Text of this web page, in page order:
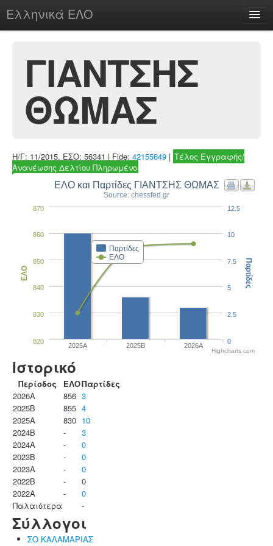
Ελληνικά ΕΛΟ
chesstu.be @ discord
Login
ΓΙΑΝΤΣΗΣ
ΘΩΜΑΣ
Η/Γ: 11/2015, ΕΣΟ: 56341 | Fide: 42155649 | Τέλος Εγγραφής/
Ανανέωσης Δελτίου Πληρωμένο
ΕΛΟ και Παρτίδες ΓΙΑΝΤΣΗΣ ΘΩΜΑΣ
Source: chessfed.gr
Παρτίδες
ΕΛΟ
2025A 2025B 2026A
830
840
850
860
820
870
ΕΛΟ
0
2.5
5
7.5
10
12.5
Παρτίδες
Highcharts.com
Ιστορικό
Περίοδος ΕΛΟΠαρτίδες
2026A
856 3
2025B
855 4
2025A
830 10
2024B
-
3
2024A
-
0
2023B
-
0
2023Α
-
0
2022B
-
0
2022A
-
0
Παλαιότερα
-
Σύλλογοι
ΣΟ ΚΑΛΑΜΑΡΙΑΣ